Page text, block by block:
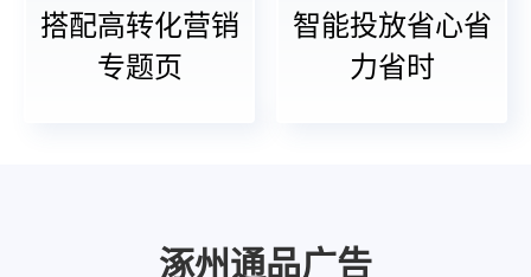
搭配高转化营销
专题页
智能投放省心省
力省时
涿州通品广告